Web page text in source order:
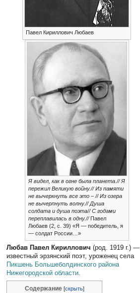
Павел Кириллович Любаев
Я видел, как в огне была планета.// Я
пережил Великую войну.// Из памяти
не вычеркнуть все это – // Из озера
не вычерпнуть волну.// Душа
солдата и душа поэта// С годами
переплавилась в одну.//Павел
Любаев (2, с. 39) «Я — победитель, я
— солдат России…»
Любав Павел Кириллович (род. 1919 г.) —
известный эрзянский поэт, уроженец села
Пикшень Большеболдинского района
Нижегородской области.
Содержание